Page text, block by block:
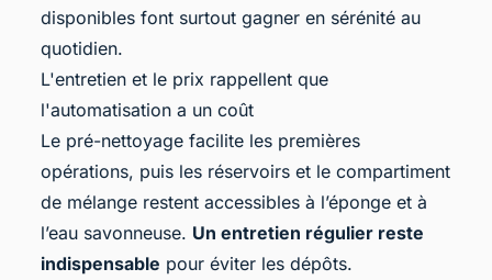
disponibles font surtout gagner en sérénité au
quotidien.
L'entretien et le prix rappellent que
l'automatisation a un coût
Le pré-nettoyage facilite les premières
opérations, puis les réservoirs et le compartiment
de mélange restent accessibles à l’éponge et à
l’eau savonneuse. Un entretien régulier reste
indispensable pour éviter les dépôts.